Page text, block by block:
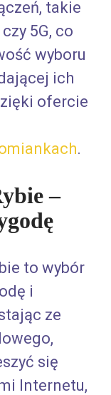
takie
5G, co
wyboru
ich
ofercie
.
–
to wybór
i
ze
się
Internetu,